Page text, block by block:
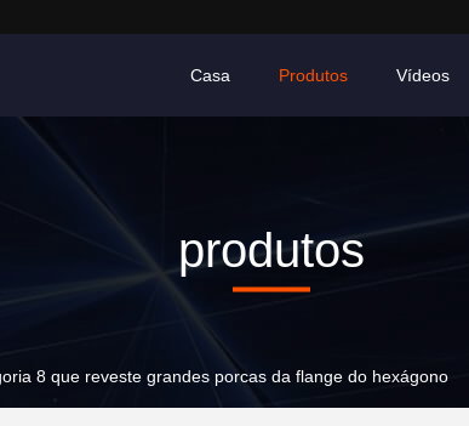
Casa Produtos Vídeos
produtos
8 que reveste grandes porcas da flange do hexágono